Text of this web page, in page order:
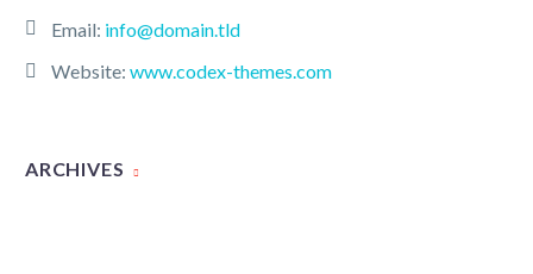
Email: info@domain.tld
Website: www.codex-themes.com
ARCHIVES